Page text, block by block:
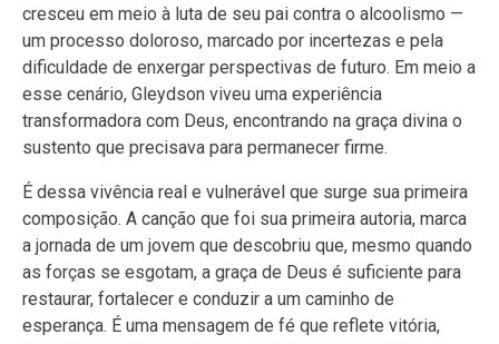
cresceu em meio à luta de seu pai contra o alcoolismo —
um processo doloroso, marcado por incertezas e pela
dificuldade de enxergar perspectivas de futuro. Em meio a
esse cenário, Gleydson viveu uma experiência
transformadora com Deus, encontrando na graça divina o
sustento que precisava para permanecer firme.
É dessa vivência real e vulnerável que surge sua primeira
composição. A canção que foi sua primeira autoria, marca
a jornada de um jovem que descobriu que, mesmo quando
as forças se esgotam, a graça de Deus é suficiente para
restaurar, fortalecer e conduzir a um caminho de
esperança. É uma mensagem de fé que reflete vitória,